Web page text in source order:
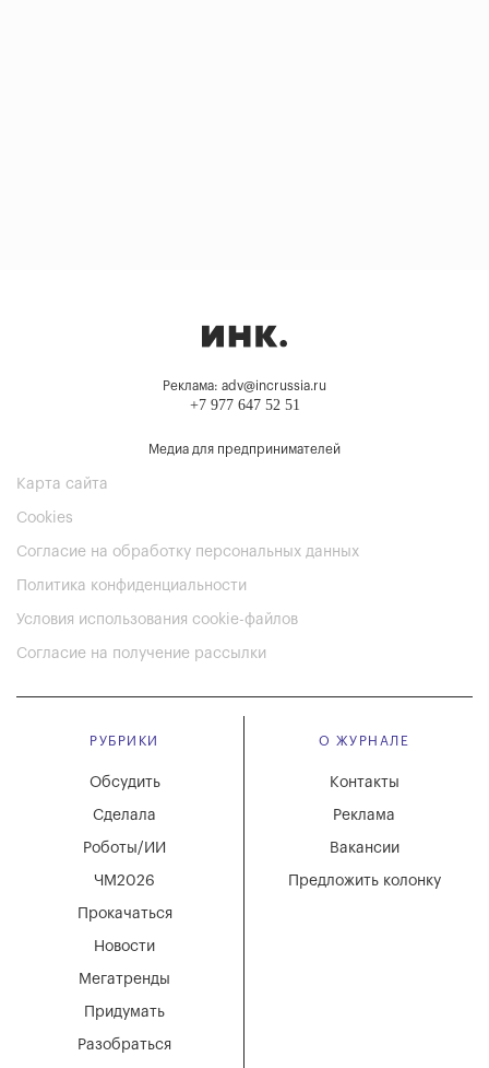
Реклама: adv@incrussia.ru
+7 977 647 52 51
Медиа для предпринимателей
Карта сайта
Cookies
Согласие на обработку персональных данных
Политика конфиденциальности
Условия использования cookie-файлов
Согласие на получение рассылки
РУБРИКИ
Мегатренды
Придумать
Разобраться
Новости
Обсудить
Сделала
Роботы/ИИ
ЧМ2026
Прокачаться
О ЖУРНАЛЕ
Вакансии
Реклама
Контакты
Предложить колонку